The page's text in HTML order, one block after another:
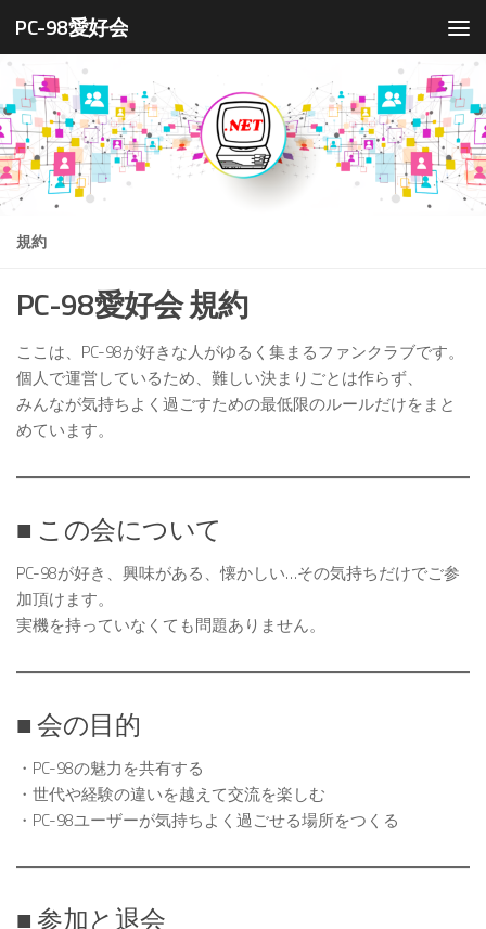
コンテンツへスキップ
PC-98愛好会
規約
PC-98愛好会 規約
ここは、PC-98が好きな人がゆるく集まるファンクラブです。
個人で運営しているため、難しい決まりごとは作らず、
みんなが気持ちよく過ごすための最低限のルールだけをまと
めています。
■ この会について
PC-98が好き、興味がある、懐かしい…その気持ちだけでご参
加頂けます。
実機を持っていなくても問題ありません。
■ 会の目的
・PC-98の魅力を共有する
・世代や経験の違いを越えて交流を楽しむ
・PC-98ユーザーが気持ちよく過ごせる場所をつくる
■ 参加と退会